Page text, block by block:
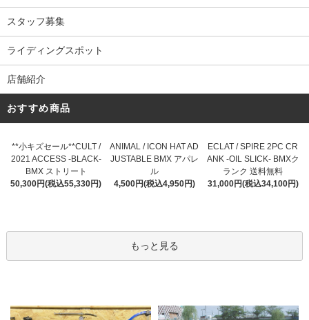
スタッフ募集
ライディングスポット
店舗紹介
おすすめ商品
**小キズセール**CULT /
2021 ACCESS -BLACK-
BMX ストリート
50,300円(税込55,330円)
ANIMAL / ICON HAT AD
JUSTABLE BMX アパレ
ル
4,500円(税込4,950円)
ECLAT / SPIRE 2PC CR
ANK -OIL SLICK- BMXク
ランク 送料無料
31,000円(税込34,100円)
もっと見る